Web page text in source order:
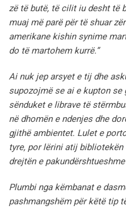
zë të butë, të cilit iu desht të
muaj më parë për të shuar
amerikane kishin synime
do të martohem kurrë.”
Ai nuk jep arsyet e tij dhe
supozojmë se ai e kupton se
sënduket e librave të
në dhomën e ndenjes dhe
gjithë ambientet. Lulet e
tyre, por lërini atij
drejtën e
Plumbi nga këmbanat e
pashmangshëm për këtë tip